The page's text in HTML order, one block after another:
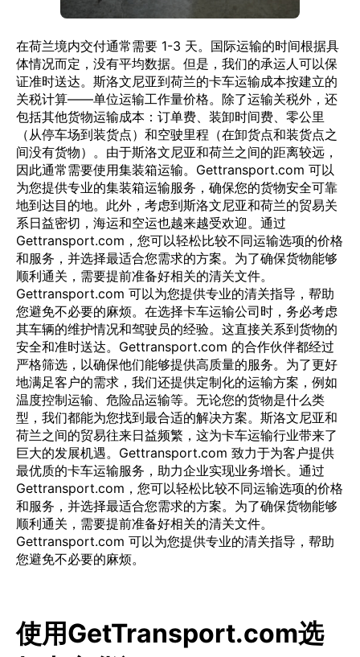
在荷兰境内交付通常需要 1-3 天。国际运输的时间根据具
体情况而定，没有平均数据。但是，我们的承运人可以保
证准时送达。斯洛文尼亚到荷兰的卡车运输成本按建立的
关税计算——单位运输工作量价格。除了运输关税外，还
包括其他货物运输成本：订单费、装卸时间费、零公里
（从停车场到装货点）和空驶里程（在卸货点和装货点之
间没有货物）。由于斯洛文尼亚和荷兰之间的距离较远，
因此通常需要使用集装箱运输。Gettransport.com 可以
为您提供专业的集装箱运输服务，确保您的货物安全可靠
地到达目的地。此外，考虑到斯洛文尼亚和荷兰的贸易关
系日益密切，海运和空运也越来越受欢迎。通过
Gettransport.com，您可以轻松比较不同运输选项的价格
和服务，并选择最适合您需求的方案。为了确保货物能够
顺利通关，需要提前准备好相关的清关文件。
Gettransport.com 可以为您提供专业的清关指导，帮助
您避免不必要的麻烦。在选择卡车运输公司时，务必考虑
其车辆的维护情况和驾驶员的经验。这直接关系到货物的
安全和准时送达。Gettransport.com 的合作伙伴都经过
严格筛选，以确保他们能够提供高质量的服务。为了更好
地满足客户的需求，我们还提供定制化的运输方案，例如
温度控制运输、危险品运输等。无论您的货物是什么类
型，我们都能为您找到最合适的解决方案。斯洛文尼亚和
荷兰之间的贸易往来日益频繁，这为卡车运输行业带来了
巨大的发展机遇。Gettransport.com 致力于为客户提供
最优质的卡车运输服务，助力企业实现业务增长。通过
Gettransport.com，您可以轻松比较不同运输选项的价格
和服务，并选择最适合您需求的方案。为了确保货物能够
顺利通关，需要提前准备好相关的清关文件。
Gettransport.com 可以为您提供专业的清关指导，帮助
您避免不必要的麻烦。
使用GetTransport.com选